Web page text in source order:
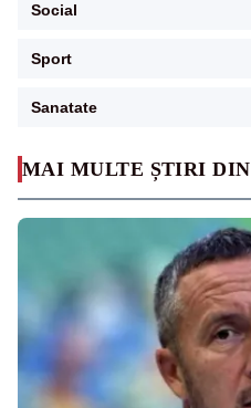
MAI MULTE ȘTIRI DIN
Social
Sport
Sanatate